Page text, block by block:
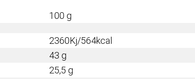
100 g
2360Kj/564kcal
43 g
25,5 g